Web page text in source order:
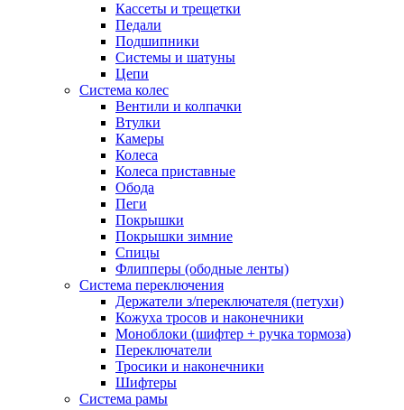
Кассеты и трещетки
Педали
Подшипники
Системы и шатуны
Цепи
Система колес
Вентили и колпачки
Втулки
Камеры
Колеса
Колеса приставные
Обода
Пеги
Покрышки
Покрышки зимние
Спицы
Флипперы (ободные ленты)
Система переключения
Держатели з/переключателя (петухи)
Кожуха тросов и наконечники
Моноблоки (шифтер + ручка тормоза)
Переключатели
Тросики и наконечники
Шифтеры
Система рамы